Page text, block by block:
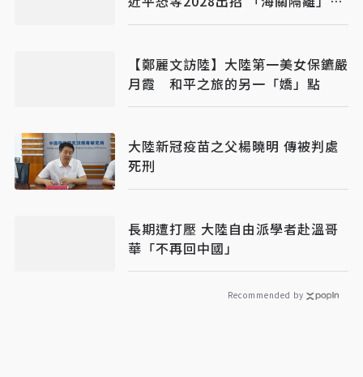
攻台更難應付
【鄭麗文訪陸】大陸第一美女保鑣嚴
月霞 和平之旅的另一「嬌」點
大陸新冠疫苗之父楊曉明 傳被判處
死刑
長期遭打壓 大陸自由派學者赴溫哥
華「不再回中國」
Recommended by